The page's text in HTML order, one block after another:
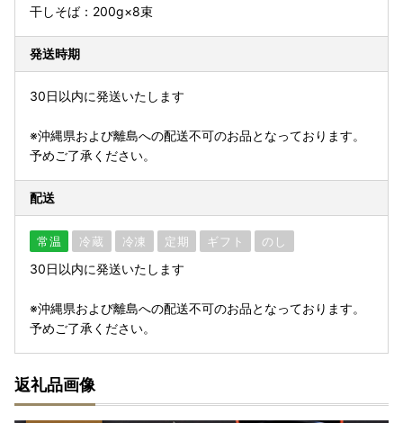
干しそば：200g×8束
発送時期
30日以内に発送いたします
※沖縄県および離島への配送不可のお品となっております。
予めご了承ください。
配送
常温 冷蔵 冷凍 定期 ギフト のし
30日以内に発送いたします
※沖縄県および離島への配送不可のお品となっております。
予めご了承ください。
返礼品画像